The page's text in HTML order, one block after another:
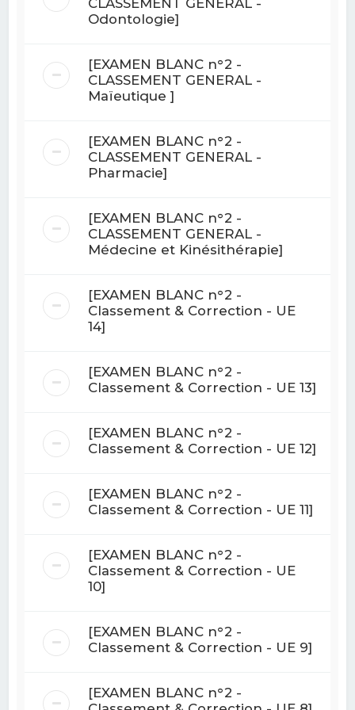
Odontologie]
[EXAMEN BLANC n°2 -
CLASSEMENT GENERAL -
Maïeutique ]
[EXAMEN BLANC n°2 -
CLASSEMENT GENERAL -
Pharmacie]
[EXAMEN BLANC n°2 -
CLASSEMENT GENERAL -
Médecine et Kinésithérapie]
[EXAMEN BLANC n°2 -
Classement & Correction - UE
14]
[EXAMEN BLANC n°2 -
Classement & Correction - UE 13]
[EXAMEN BLANC n°2 -
Classement & Correction - UE 12]
[EXAMEN BLANC n°2 -
Classement & Correction - UE 11]
[EXAMEN BLANC n°2 -
Classement & Correction - UE
10]
[EXAMEN BLANC n°2 -
Classement & Correction - UE 9]
[EXAMEN BLANC n°2 -